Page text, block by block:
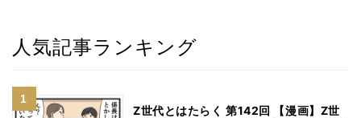
人気記事ランキング
Z世代とはたらく 第142回 【漫画】Z世